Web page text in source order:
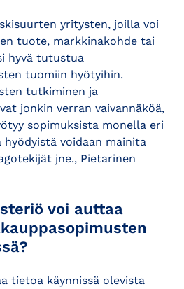
yritysten, joilla voi
tuote, markkinakohde tai
hyvä tutustua
tuomiin hyötyihin.
tutkiminen ja
jonkin verran vaivannäköä,
sopimuksista monella eri
hyödyistä voidaan mainita
jne., Pietarinen
voi auttaa
tietoa käynnissä olevista